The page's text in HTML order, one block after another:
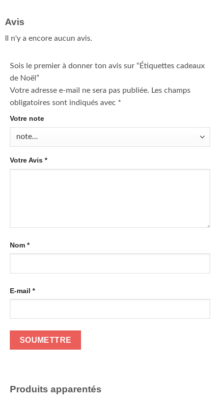
Avis
Il n'y a encore aucun avis.
Sois le premier à donner ton avis sur “Étiquettes cadeaux
de Noël”
Votre adresse e-mail ne sera pas publiée. Les champs
obligatoires sont indiqués avec *
Votre note
Votre Avis *
Nom *
E-mail *
Produits apparentés